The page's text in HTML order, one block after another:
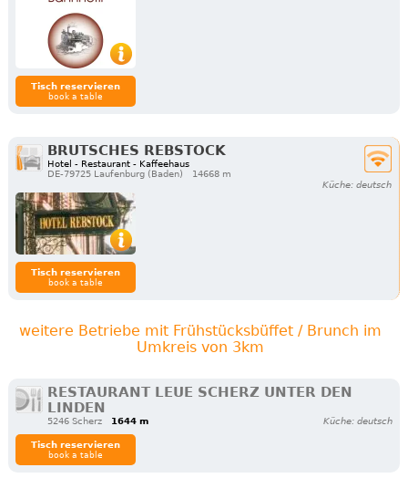
Tisch reservieren
book a table
BRUTSCHES REBSTOCK
Hotel - Restaurant - Kaffeehaus
DE-79725 Laufenburg (Baden)
14668 m
Küche: deutsch
Tisch reservieren
book a table
weitere Betriebe mit Frühstücksbüffet / Brunch im
Umkreis von 3km
RESTAURANT LEUE SCHERZ UNTER DEN
LINDEN
5246 Scherz 1644 m Küche: deutsch
Tisch reservieren
book a table